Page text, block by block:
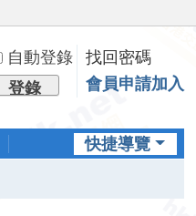
自動登錄
找回密碼
登錄 會員申請加入
快捷導覽